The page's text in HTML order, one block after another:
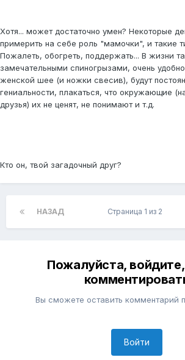
Хотя... может достаточно умен? Некоторые
примерить на себе роль "мамочки", и такие
Пожалеть, обогреть, поддержать... В жизни
замечательными спиногрызами, очень
женской шее (и ножки свесив), будут
гениальности, плакаться, что окружающие
друзья) их не ценят, не понимают и т.д.
Кто он, твой загадочный друг?
НАЗАД Страница 1 из 2
Пожалуйста,
Вы сможете оставить комментарий
Войти